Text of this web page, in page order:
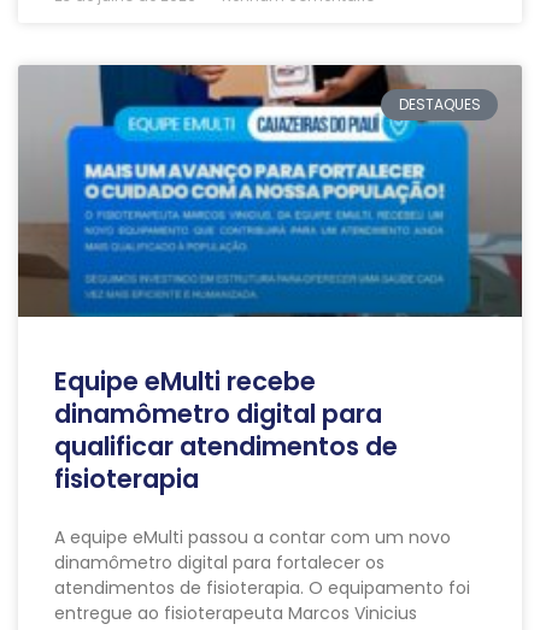
DESTAQUES
Equipe eMulti recebe
dinamômetro digital para
qualificar atendimentos de
fisioterapia
A equipe eMulti passou a contar com um novo
dinamômetro digital para fortalecer os
atendimentos de fisioterapia. O equipamento foi
entregue ao fisioterapeuta Marcos Vinicius